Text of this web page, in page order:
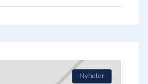
Nyheter